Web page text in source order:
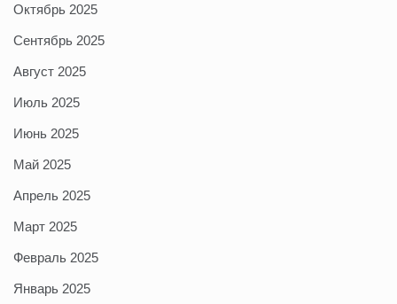
Октябрь 2025
Сентябрь 2025
Август 2025
Июль 2025
Июнь 2025
Май 2025
Апрель 2025
Март 2025
Февраль 2025
Январь 2025